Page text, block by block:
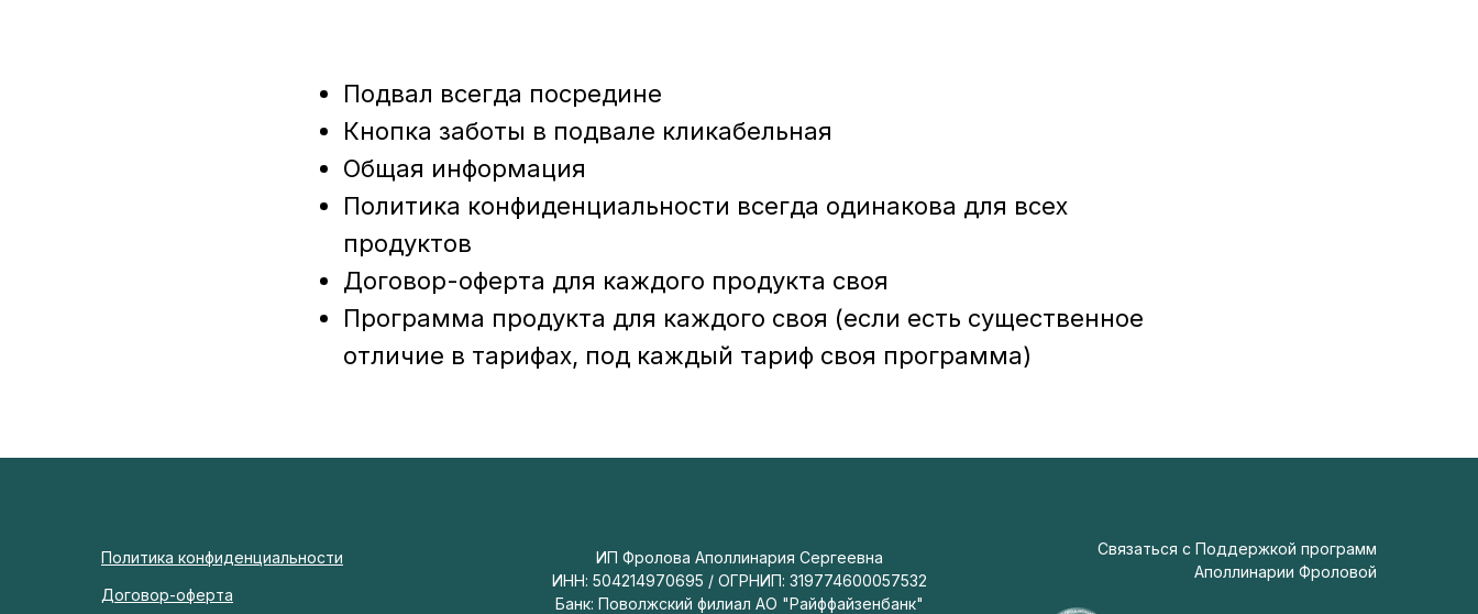
Подвал всегда посредине
Кнопка заботы в подвале кликабельная
Общая информация
Политика конфиденциальности всегда одинакова для всех
продуктов
Договор-оферта для каждого продукта своя
Программа продукта для каждого своя (если есть существенное
отличие в тарифах, под каждый тариф своя программа)
ИП Фролова Аполлинария Сергеевна
ИНН: 504214970695 / ОГРНИП: 319774600057532
Банк: Поволжский филиал АО "Райффайзенбанк"
Политика конфиденциальности
Связаться с Поддержкой программ
Аполлинарии Фроловой
Договор-оферта